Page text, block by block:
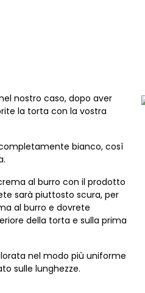
nostro caso, dopo aver
la torta con la vostra
bianco, così
al burro con il prodotto
sarà piuttosto scura, per
al burro e dovrete
della torta e sulla prima
nel modo più uniforme
sulle lunghezze.